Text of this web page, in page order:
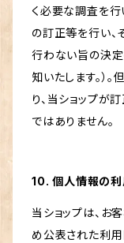
く必要な調査を行
の訂正等を行い、
行わない旨の決定
知いたします。）
り、当ショップが
ではありません。
10. 個人情報の
当ショップは、お
め公表された利